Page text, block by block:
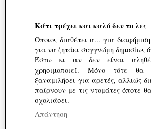
Κάτι τρέχει και καλό δεν το λες
Όποιος διαθέτει α... για
για να ζητάει συγγνώμη δημοσίως
Έστω κι αν δεν είναι
χρησιμοποιεί. Μόνο τότε
ξαναμιλήσει για αρετές, αλλιώς
παίρνουν με τις ντομάτες όποτε
σχολιάσει.
Απάντηση